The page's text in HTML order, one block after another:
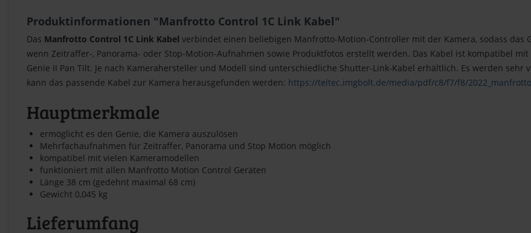
Produktinformationen "Manfrotto Control 1C Link Kabel"
Das Manfrotto Control 1C Link Kabel verbindet einen beliebigen Manfrotto-Motion-Controller mit der Kamera, sodass
wenn Zeitraffer-, Panorama- oder Stop-Motion-Aufnahmen sowie Produktfotos erstellt werden. Das Kabel ist kompatibel
Genie II Pan Tilt. Je nach Kamerahersteller und Modell sind unterschiedliche Shutter-Link-Kabel erhältlich. Es werden
kann das passende Kabel zur Kamera herausgefunden werden: https://teltec.imgbolt.de/media/pdf/c8/f7/f8/
Hauptmerkmale
ermöglicht es den Genie, die Kamera auszulösen
Mehrfachaufnahmen für Zeitraffer, Panorama und Stop Motion möglich
kompatibel mit vielen Kameramodellen
funktioniert mit allen Manfrotto Motion Control Geräten
Länge 38 cm (gedehnt maximal 68 cm)
Gewicht 0,045 kg
Lieferumfang